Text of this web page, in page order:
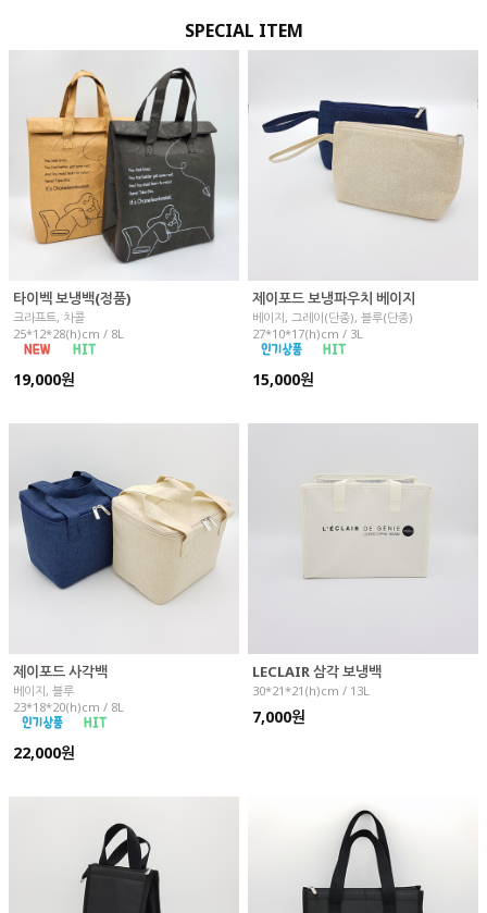
SPECIAL ITEM
타이벡 보냉백(정품)
크라프트, 차콜
25*12*28(h)cm / 8L
19,000원
제이포드 보냉파우치 베이지
베이지, 그레이(단종), 블루(단종)
27*10*17(h)cm / 3L
15,000원
제이포드 사각백
베이지, 블루
23*18*20(h)cm / 8L
22,000원
LECLAIR 삼각 보냉백
30*21*21(h)cm / 13L
7,000원